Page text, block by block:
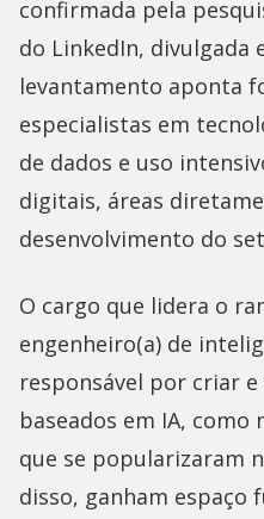
confirmada pela
do LinkedIn, divulgada
levantamento aponta
especialistas em
de dados e uso
digitais, áreas
desenvolvimento do
O cargo que lidera o
engenheiro(a) de
responsável por criar
baseados em IA, como
que se popularizaram
disso, ganham espaço